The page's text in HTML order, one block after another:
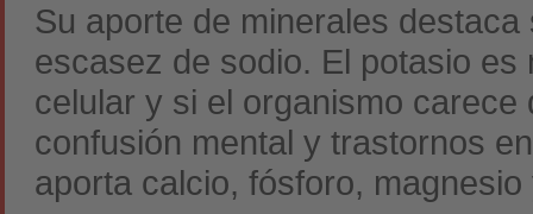
Su aporte de minerales
escasez de sodio. El potasio
celular y si el organismo
confusión mental y trastornos
aporta calcio, fósforo, magnesio